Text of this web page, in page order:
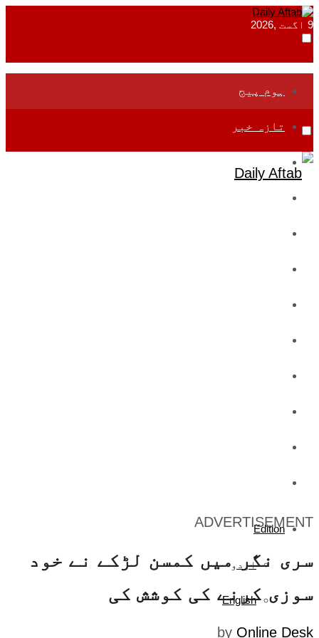
9 اگست ,2026
ہوم پیج
تازہ خبر
Edition
اردو
English
ADVERTISEMENT
سری نگر میں کمسن لڑکے نے خود
سوزی کرنے کی کوشش کی
by Online Desk